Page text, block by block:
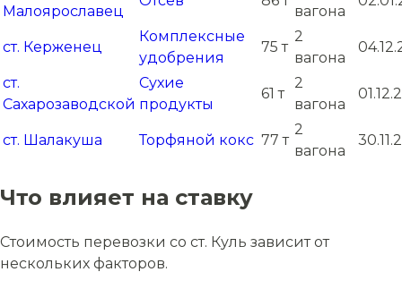
Малоярославец
вагона
ст. Керженец
Комплексные
удобрения
75 т
2
вагона
ст.
Сахарозаводской
Сухие
продукты
61 т
2
вагона
ст. Шалакуша Торфяной кокс 77 т
2
вагона
Что влияет на ставку
Стоимость перевозки со ст. Куль зависит от
нескольких факторов.